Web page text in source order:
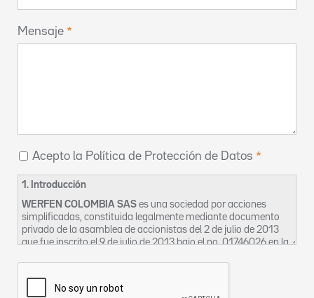
Mensaje
Acepto la Política de Protección de Datos
1. Introducción
WERFEN COLOMBIA SAS es una sociedad por acciones
simplificadas, constituida legalmente mediante documento
privado de la asamblea de accionistas del 2 de julio de 2013
que fue inscrito el 9 de julio de 2013 bajo el no. 01746026 en la
tributariamente bajo el NIT 900633240-2 y para los efectos
de esta política se denominará en adelante como “La